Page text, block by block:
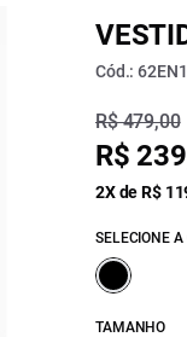
Cód.:
R$ 479,00
R$
2X de R$
SELECIONE A
TAMANHO